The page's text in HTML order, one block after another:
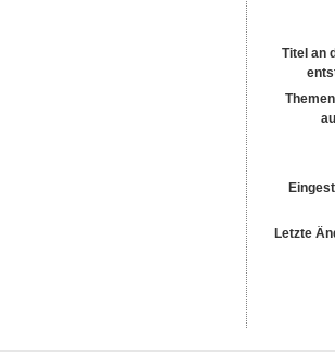
Titel an
Letzte